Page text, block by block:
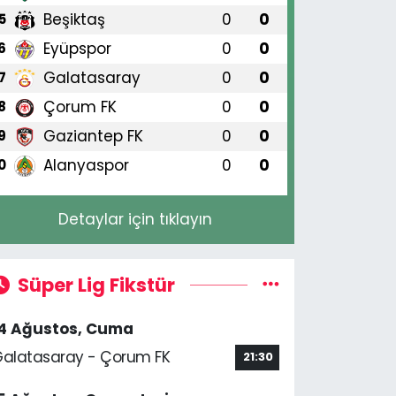
Beşiktaş 0 0
Eyüpspor 0 0
Galatasaray 0 0
Çorum FK 0 0
Gaziantep FK 0 0
Alanyaspor 0 0
Detaylar için tıklayın
Süper Lig Fikstür
Ağustos, Cuma
- Çorum FK
21:30